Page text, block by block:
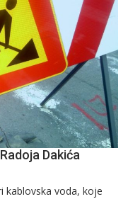
Dakića
kablovska voda, koje